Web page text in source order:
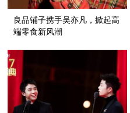
良品铺子携手吴亦凡，掀起高
端零食新风潮